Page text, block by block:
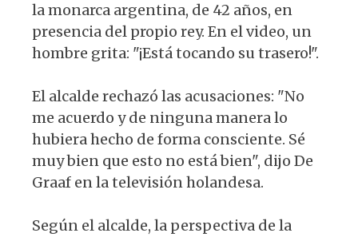
la monarca argentina, de 42 años, en
presencia del propio rey. En el video, un
hombre grita: "¡Está tocando su trasero!".
El alcalde rechazó las acusaciones: "No
me acuerdo y de ninguna manera lo
hubiera hecho de forma consciente. Sé
muy bien que esto no está bien", dijo De
Graaf en la televisión holandesa.
Según el alcalde, la perspectiva de la